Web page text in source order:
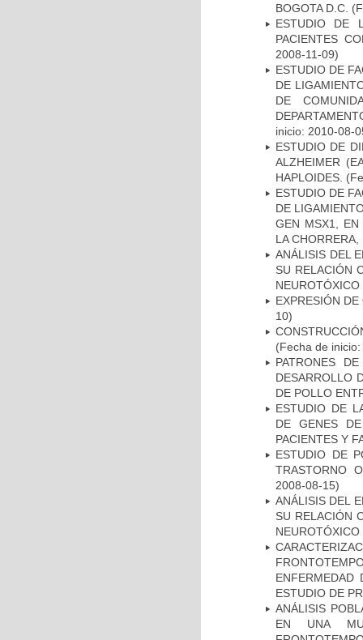
BOGOTA D.C.
ESTUDIO DE
PACIENTES
2008-11-09)
ESTUDIO DE
DE
DE
inicio: 2010-08-
ESTUDIO DE
ALZHEIMER
HAPLOIDES.
ESTUDIO DE
DE
GEN MSX1, EN
LA
ANÁLISIS DEL
SU RELACIÓN
NEUROTÓXICO
EXPRESIÓN
10)
(Fecha de
PATRONES
DESARROLLO
DE POLLO
ESTUDIO DE
DE GENES
PACIENTES Y
ESTUDIO DE
TRASTORNO
2008-08-15)
ANÁLISIS DEL
SU RELACIÓN
NEUROTÓXICO
ENFERMEDAD
ESTUDIO DE
ANÁLISIS
EN UNA